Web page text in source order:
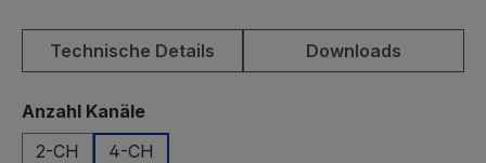
Technische Details Downloads
Anzahl Kanäleauswählen
2-CH
4-CH